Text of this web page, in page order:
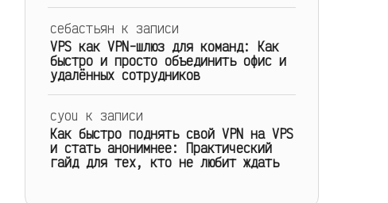
себастьян к записи
VPS как VPN-шлюз для команд: Как
быстро и просто объединить офис и
удалённых сотрудников
cyou к записи
Как быстро поднять свой VPN на VPS
и стать анонимнее: Практический
гайд для тех, кто не любит ждать